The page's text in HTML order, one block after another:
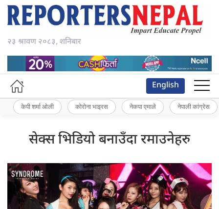
२३ श्रावण २०८३, शनिबार
English
केपी शर्मा ओली कोरोना भाइरस नेकपा एमाले नेपाली कांग्रेस
सेक्स भिडियो बनाउँदा रमाउनेहरु